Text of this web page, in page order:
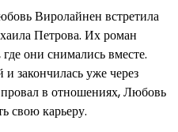
Виролайнен встретила
Петрова. Их роман
они снимались вместе.
закончилась уже через
в отношениях, Любовь
свою карьеру.